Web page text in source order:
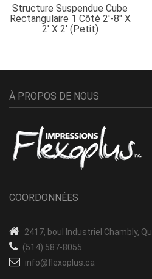
Structure Suspendue Cube
Rectangulaire 1 Côté 2′-8″ X
2′ X 2′ (petit)
À PROPOS DE NOUS
COORDONNÉES
2417, boul Industriel Chambly,
(514) 587-8055
info@flexoplus.ca